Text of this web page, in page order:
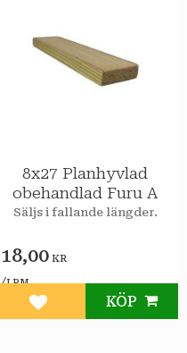
8x27 Planhyvlad
obehandlad Furu A
Säljs i fallande längder.
18,00 KR
/LPM
Lägg till i favoriter
KÖP